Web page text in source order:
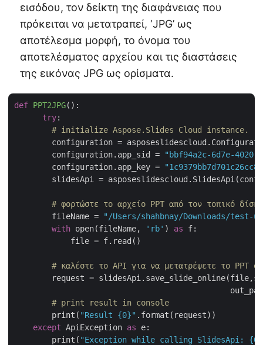
εισόδου, τον δείκτη της διαφάνειας που
πρόκειται να μετατραπεί, ‘JPG’ ως
αποτέλεσμα μορφή, το όνομα του
αποτελέσματος αρχείου και τις διαστάσεις
της εικόνας JPG ως ορίσματα.
def PPT2JPG():
try:
# initialize Aspose.Slides Cloud instance.
configuration =
        configuration.app_sid =
"bbf94a2c-6d7e-4020-
        configuration.app_key =
slidesApi =
# φορτώστε το αρχείο PPT από τον τοπικό
        fileName =
"/Users/shahbnay/Downloads/test-
with open(fileName, 'rb' ) as f:
            file = f.read()
# καλέστε το API για να μετατρέψετε το PPT
request =
# print result in console
        print(
"Result {0}" .format(request))
except ApiException as e:
        print(
"Exception while calling SlidesApi: